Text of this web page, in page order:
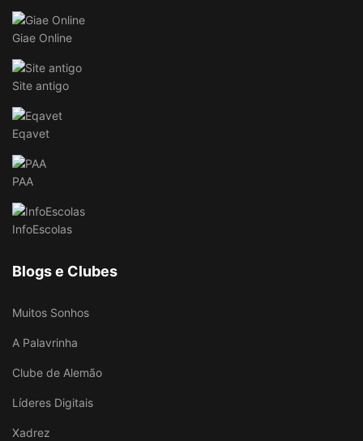
Giae Online
Site antigo
Eqavet
PAA
InfoEscolas
Blogs e Clubes
Muitos Sonhos
A Palavrinha
Clube de Alemão
Líderes Digitais
Xadrez